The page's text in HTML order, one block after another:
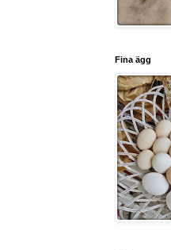
Fina ägg